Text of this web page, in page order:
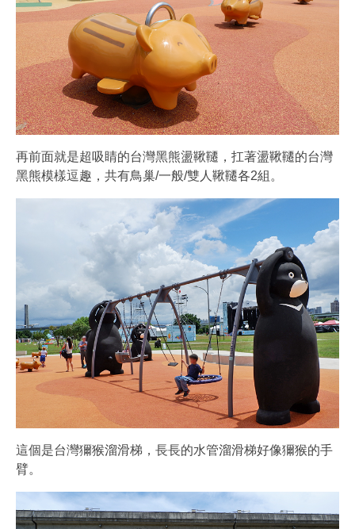
再前面就是超吸睛的台灣黑熊盪鞦韆，扛著盪鞦韆的台灣
黑熊模樣逗趣，共有鳥巢/一般/雙人鞦韆各2組。
這個是台灣獮猴溜滑梯，長長的水管溜滑梯好像獮猴的手
臂。